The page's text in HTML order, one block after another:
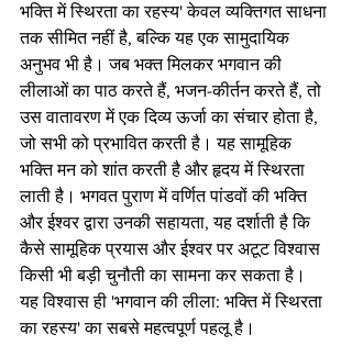
भक्ति में स्थिरता का रहस्य' केवल व्यक्तिगत साधना
तक सीमित नहीं है, बल्कि यह एक सामुदायिक
अनुभव भी है। जब भक्त मिलकर भगवान की
लीलाओं का पाठ करते हैं, भजन-कीर्तन करते हैं, तो
उस वातावरण में एक दिव्य ऊर्जा का संचार होता है,
जो सभी को प्रभावित करती है। यह सामूहिक
भक्ति मन को शांत करती है और हृदय में स्थिरता
लाती है। भगवत पुराण में वर्णित पांडवों की भक्ति
और ईश्वर द्वारा उनकी सहायता, यह दर्शाती है कि
कैसे सामूहिक प्रयास और ईश्वर पर अटूट विश्वास
किसी भी बड़ी चुनौती का सामना कर सकता है।
यह विश्वास ही 'भगवान की लीला: भक्ति में स्थिरता
का रहस्य' का सबसे महत्वपूर्ण पहलू है।